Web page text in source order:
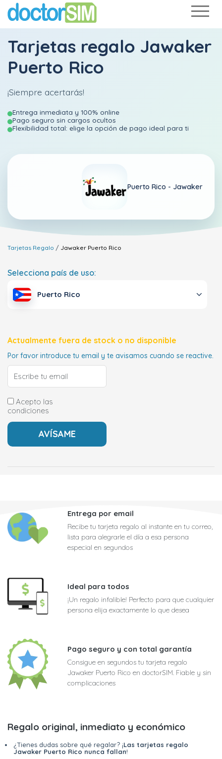
Tarjetas regalo Jawaker
Puerto Rico
¡Siempre acertarás!
Entrega inmediata y 100% online
Pago seguro sin cargos ocultos
Flexibilidad total: elige la opción de pago ideal para ti
Puerto Rico - Jawaker
Tarjetas Regalo Jawaker Puerto Rico
Selecciona país de uso:
Puerto Rico
Actualmente fuera de stock o no disponible
Por favor introduce tu email y te avisamos cuando se reactive.
Acepto las
condiciones
Entrega por email
Recibe tu tarjeta regalo al instante en tu correo,
lista para alegrarle el día a esa persona
especial en segundos
Ideal para todos
¡Un regalo infalible! Perfecto para que cualquier
persona elija exactamente lo que desea
Pago seguro y con total garantía
Consigue en segundos tu tarjeta regalo
Jawaker Puerto Rico en doctorSIM. Fiable y sin
complicaciones
Regalo original, inmediato y económico
¿Tienes dudas sobre qué regalar? ¡Las tarjetas regalo
Jawaker Puerto Rico nunca fallan!